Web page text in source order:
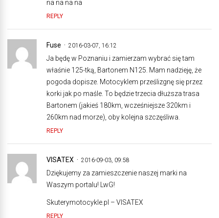
na na na na
REPLY
Fuse 2016-03-07, 16:12
Ja będę w Poznaniu i zamierzam wybrać się tam
właśnie 125-tką, Bartonem N125. Mam nadzieję, że
pogoda dopisze. Motocyklem prześlizgnę się przez
korki jak po maśle. To będzie trzecia dłuższa trasa
Bartonem (jakieś 180km, wcześniejsze 320km i
260km nad morze), oby kolejna szczęśliwa.
REPLY
VISATEX 2016-09-03, 09:58
Dziękujemy za zamieszczenie naszej marki na
Waszym portalu! LwG!
Skuterymotocykle.pl – VISATEX
REPLY